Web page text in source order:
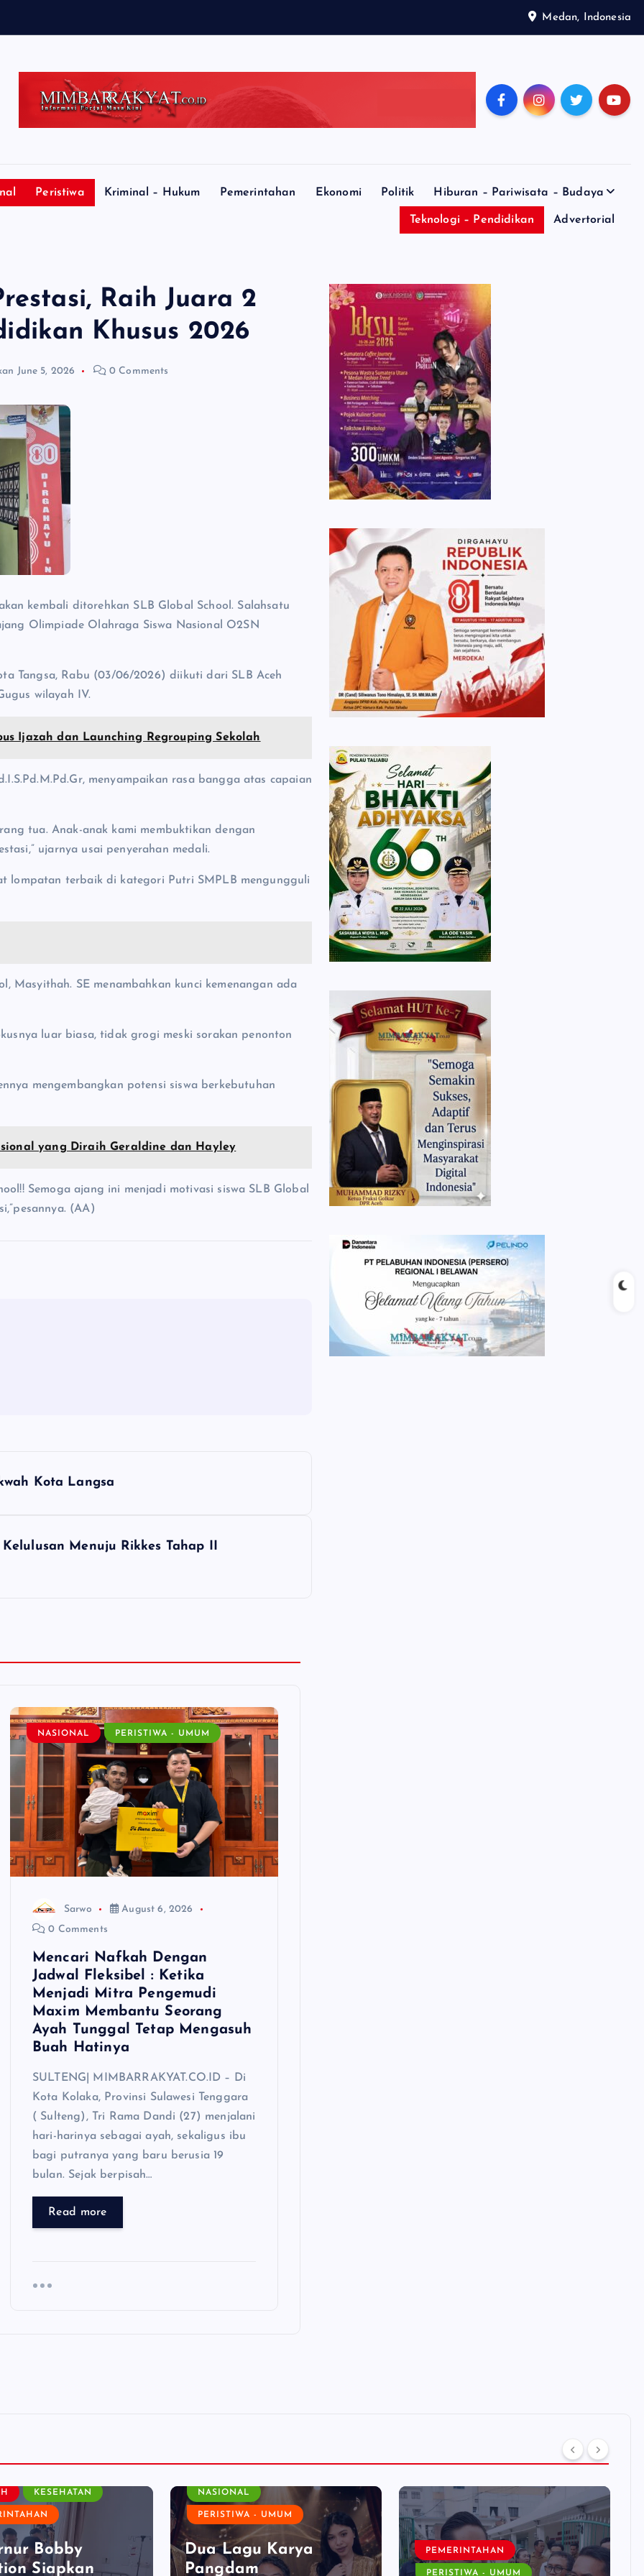
Medan, Indonesia
Peristiwa Kriminal – Hukum Pemerintahan Ekonomi Politik Hiburan – Pariwisata – Budaya
Teknologi – Pendidikan Advertorial
Raih Juara 2
Khusus 2026
June 5, 2026 0 Comments
kembali ditorehkan SLB Global School. Salahsatu
Olimpiade Olahraga Siswa Nasional O2SN
Tangsa, Rabu (03/06/2026) diikuti dari SLB Aceh
wilayah IV.
Ijazah dan Launching Regrouping Sekolah
menyampaikan rasa bangga atas capaian
tua. Anak-anak kami membuktikan dengan
ujarnya usai penyerahan medali.
lompatan terbaik di kategori Putri SMPLB mengungguli
Masyithah. SE menambahkan kunci kemenangan ada
luar biasa, tidak grogi meski sorakan penonton
mengembangkan potensi siswa berkebutuhan
yang Diraih Geraldine dan Hayley
Semoga ajang ini menjadi motivasi siswa SLB Global
(AA)
Kota Langsa
Menuju Rikkes Tahap II
NASIONAL PERISTIWA - UMUM
Sarwo
August 6, 2026
0 Comments
Mencari Nafkah Dengan
Jadwal Fleksibel : Ketika
Menjadi Mitra Pengemudi
Maxim Membantu Seorang
Ayah Tunggal Tetap Mengasuh
Buah Hatinya
SULTENG| MIMBARRAKYAT.CO.ID – Di
Kota Kolaka, Provinsi Sulawesi Tenggara
( Sulteng), Tri Rama Dandi (27) menjalani
hari-harinya sebagai ayah, sekaligus ibu
bagi putranya yang baru berusia 19
bulan. Sejak berpisah…
Read more
KESEHATAN
Bobby
Siapkan
NASIONAL
PERISTIWA - UMUM
Dua Lagu Karya
Pangdam
PEMERINTAHAN
PERISTIWA - UMUM